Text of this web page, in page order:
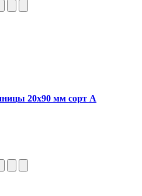
20x90 мм сорт A